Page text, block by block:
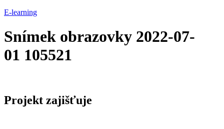
E-learning
Snímek obrazovky 2022-07-
01 105521
Projekt zajišťuje